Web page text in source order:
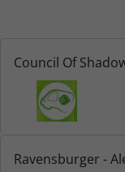
Council Of
Ravensburger -